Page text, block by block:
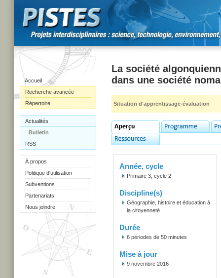
Accueil
Recherche avancée
Répertoire
Actualités
Bulletin
RSS
À propos
Politique d'utilisation
Subventions
Partenariats
Nous joindre
La société
dans une société
Situation d'apprentissage-évaluation
Année, cycle
Primaire 3, cycle 2
Discipline(s)
Géographie, histoire et éducation à
la citoyenneté
Durée
6 périodes de 50 minutes
Mise à jour
9 novembre 2016